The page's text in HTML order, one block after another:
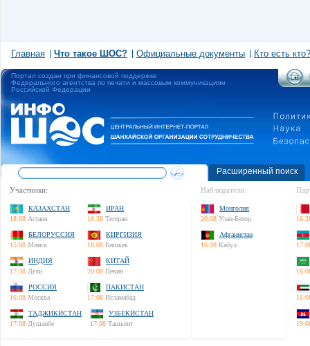
Главная Что такое ШОС? Официальные документы Кто есть кто?
Портал создан при финансовой поддержке
Федерального агентства по печати и массовым коммуникациям
Российской Федерации
Расширенный поиск
Участники:
КАЗАХСТАН
18:08 Астана
ИРАН
16:38 Тегеран
БЕЛОРУССИЯ
15:08 Минск
КИРГИЗИЯ
18:08 Бишкек
ИНДИЯ
17:38 Дели
КИТАЙ
20:08 Пекин
РОССИЯ
16:08 Москва
ПАКИСТАН
17:08 Исламабад
ТАДЖИКИСТАН
17:08 Душанбе
УЗБЕКИСТАН
17:08 Ташкент
Наблюдатели:
Монголия
20:08 Улан-Батор
Афганистан
16:38 Кабул